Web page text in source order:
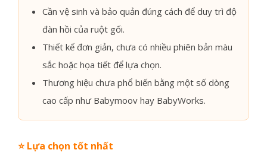
Cần vệ sinh và bảo quản đúng cách để duy trì độ
đàn hồi của ruột gối.
Thiết kế đơn giản, chưa có nhiều phiên bản màu
sắc hoặc họa tiết để lựa chọn.
Thương hiệu chưa phổ biến bằng một số dòng
cao cấp như Babymoov hay BabyWorks.
⭐ Lựa chọn tốt nhất